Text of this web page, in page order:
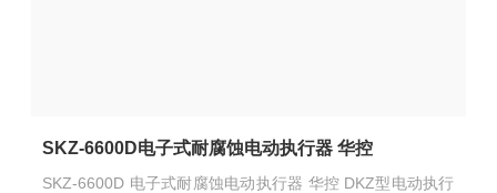
SKZ-6600D电子式耐腐蚀电动执行器 华控
SKZ-6600D 电子式耐腐蚀电动执行器 华控 DKZ型电动执行